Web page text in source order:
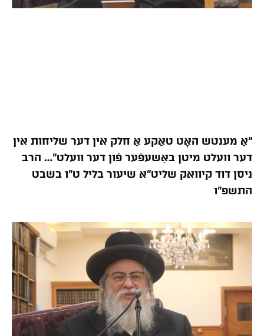
“אַ מענטש האָט טאַקע אַ חלק אין דער שליחות אין
דער וועלט מיטן באַשעפֿער פֿון דער וועלט”… הרב
ניסן דוד קיוואק שליט”א שיעור בליל ט”ו בשבט
התשפ”ו